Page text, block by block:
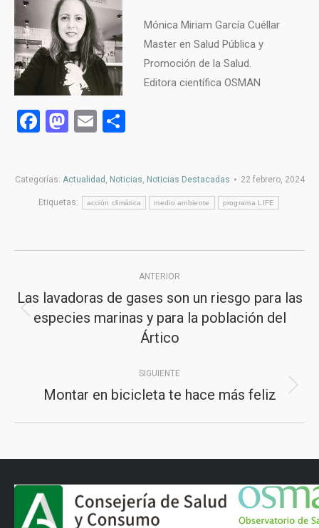
Mónica Miriam García Cuéllar
Master en Salud Pública y
Promoción de la Salud.
Editora científica OSMAN
Facebook
Mastodon
Email
Categorías: Actualidad , Noticias, Noticias Destacadas 22 febrero, 2024
Etiquetas: acción climática medio ambiente programa LIFE
entre
publicaciones
ANTERIOR
Publicación
anterior:
Las lavadoras de gases son un riesgo para las
especies marinas y para la población del
Ártico
SIGUIENTE
Publicación
Montar en bicicleta te hace más feliz